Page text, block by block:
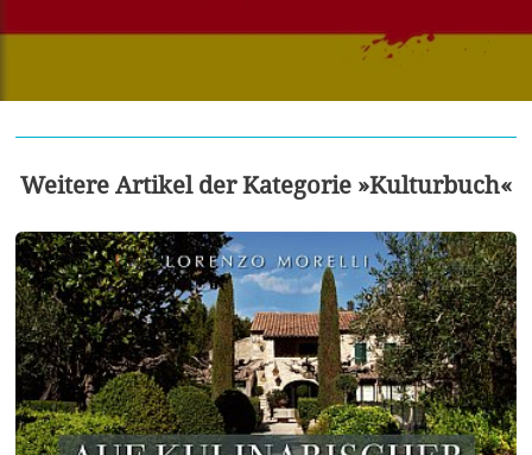
Weitere Artikel der Kategorie »Kulturbuch«